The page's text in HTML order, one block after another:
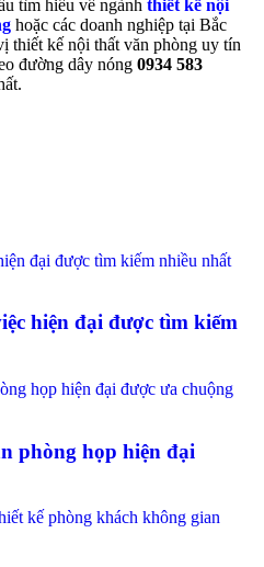
tìm hiểu về ngành thiết kế nội
hoặc các doanh nghiệp tại Bắc
thiết kế nội thất văn phòng uy tín
đường dây nóng 0934 583
hiện đại được tìm kiếm
phòng họp hiện đại